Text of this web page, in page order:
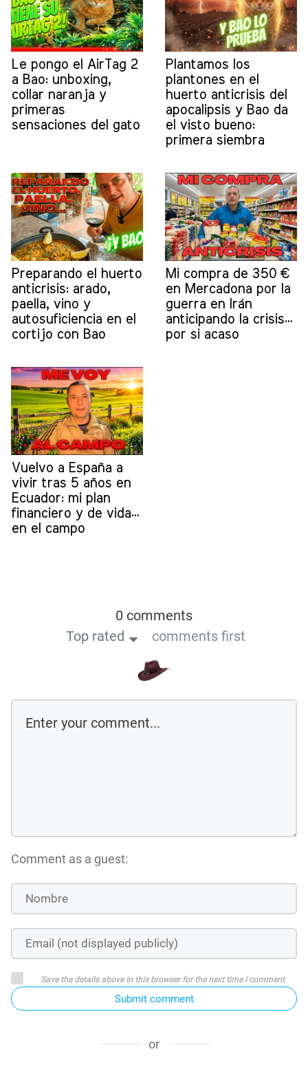
Le pongo el AirTag 2
a Bao: unboxing,
collar naranja y
primeras
sensaciones del gato
Plantamos los
plantones en el
huerto anticrisis del
apocalipsis y Bao da
el visto bueno:
primera siembra
Preparando el huerto
anticrisis: arado,
paella, vino y
autosuficiencia en el
cortijo con Bao
Mi compra de 350 €
en Mercadona por la
guerra en Irán
anticipando la crisis…
por si acaso
Vuelvo a España a
vivir tras 5 años en
Ecuador: mi plan
financiero y de vida…
en el campo
0 comments
Top rated
comments first
Comment as a guest:
Save the details above in this browser for the next time I comment
Submit comment
or